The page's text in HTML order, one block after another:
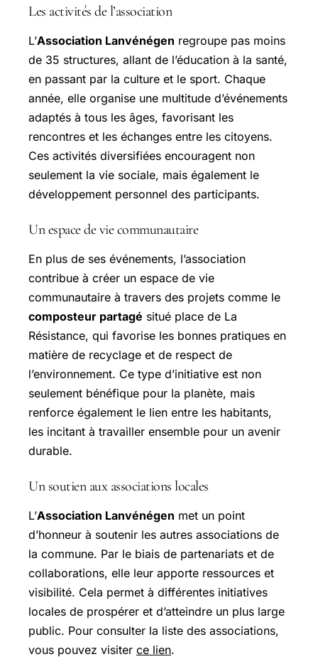
Les activités de l’association
L’Association Lanvénégen regroupe pas moins
de 35 structures, allant de l’éducation à la santé,
en passant par la culture et le sport. Chaque
année, elle organise une multitude d’événements
adaptés à tous les âges, favorisant les
rencontres et les échanges entre les citoyens.
Ces activités diversifiées encouragent non
seulement la vie sociale, mais également le
développement personnel des participants.
Un espace de vie communautaire
En plus de ses événements, l’association
contribue à créer un espace de vie
communautaire à travers des projets comme le
composteur partagé situé place de La
Résistance, qui favorise les bonnes pratiques en
matière de recyclage et de respect de
l’environnement. Ce type d’initiative est non
seulement bénéfique pour la planète, mais
renforce également le lien entre les habitants,
les incitant à travailler ensemble pour un avenir
durable.
Un soutien aux associations locales
L’Association Lanvénégen met un point
d’honneur à soutenir les autres associations de
la commune. Par le biais de partenariats et de
collaborations, elle leur apporte ressources et
visibilité. Cela permet à différentes initiatives
locales de prospérer et d’atteindre un plus large
public. Pour consulter la liste des associations,
vous pouvez visiter ce lien.